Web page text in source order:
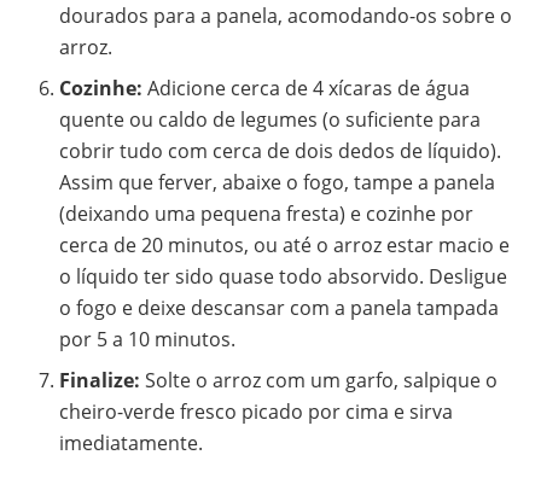
dourados para a panela, acomodando-os sobre o
arroz.
Cozinhe: Adicione cerca de 4 xícaras de água
quente ou caldo de legumes (o suficiente para
cobrir tudo com cerca de dois dedos de líquido).
Assim que ferver, abaixe o fogo, tampe a panela
(deixando uma pequena fresta) e cozinhe por
cerca de 20 minutos, ou até o arroz estar macio e
o líquido ter sido quase todo absorvido. Desligue
o fogo e deixe descansar com a panela tampada
por 5 a 10 minutos.
Finalize: Solte o arroz com um garfo, salpique o
cheiro-verde fresco picado por cima e sirva
imediatamente.